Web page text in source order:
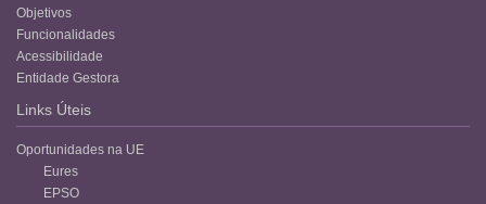
Objetivos
Funcionalidades
Acessibilidade
Entidade Gestora
Links Úteis
Oportunidades na UE
Eures
EPSO